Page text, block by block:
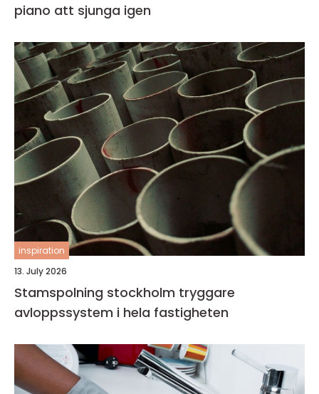
piano att sjunga igen
inspiration
13. July 2026
Stamspolning stockholm tryggare
avloppssystem i hela fastigheten